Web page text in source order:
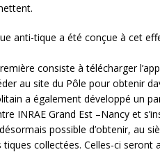
anti-tique a été conçue à cet
consiste à télécharger
au site du Pôle pour obtenir
a également développé un
INRAE Grand Est –Nancy et
possible d’obtenir, au
tiques collectées. Celles-ci seront